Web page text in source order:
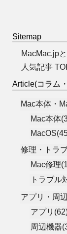
Sitemap
MacMac.jp
人気記事
Article(コラム
Mac本体・
Mac本体
修理・トラ
Mac修理
トラブル
アプリ・周
アプリ
周辺機器